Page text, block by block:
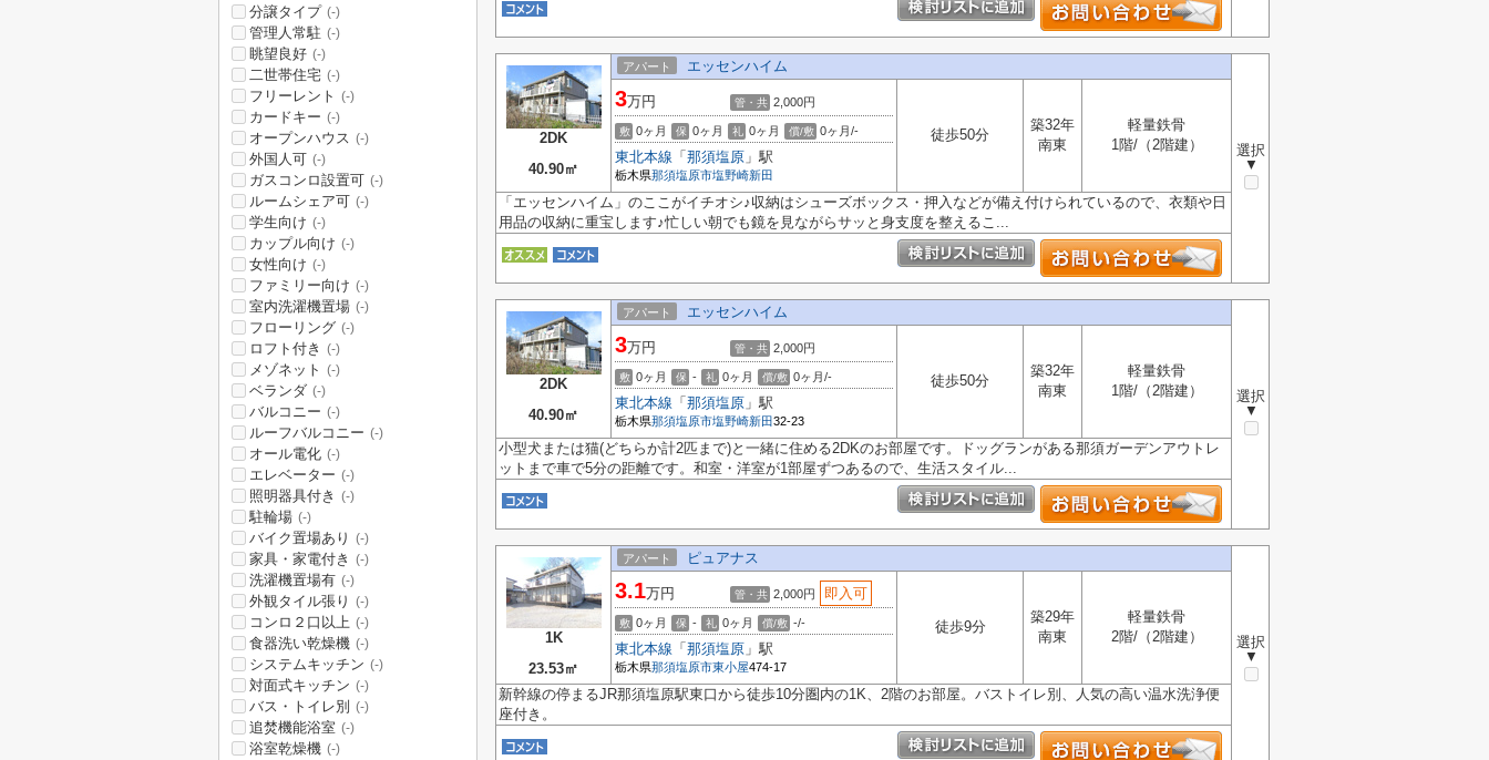
2DK
40.90㎡
アパート エッセンハイム
選択
▼
3万円 管・共 2,000円
敷 0ヶ月 保 0ヶ月 礼 0ヶ月 償/敷 0ヶ月/-
東北本線 「 那須塩原 」駅
栃木県那須塩原市塩野崎新田
徒歩50分
築32年
南東
軽量鉄骨
1階/（2階建）
「エッセンハイム」のここがイチオシ♪収納はシューズボックス・押入などが備え付けられているので、衣類や日
用品の収納に重宝します♪忙しい朝でも鏡を見ながらサッと身支度を整えるこ...
2DK
40.90㎡
アパート エッセンハイム
選択
▼
3万円 管・共 2,000円
敷 0ヶ月 保 - 礼 0ヶ月 償/敷 0ヶ月/-
東北本線 「 那須塩原 」駅
栃木県那須塩原市塩野崎新田32-23
徒歩50分
築32年
南東
軽量鉄骨
1階/（2階建）
小型犬または猫(どちらか計2匹まで)と一緒に住める2DKのお部屋です。ドッグランがある那須ガーデンアウトレ
ットまで車で5分の距離です。和室・洋室が1部屋ずつあるので、生活スタイル...
1K
23.53㎡
アパート ピュアナス
選択
▼
3.1万円 管・共 2,000円 即入可
敷 0ヶ月 保 - 礼 0ヶ月 償/敷 -/-
東北本線 「 那須塩原 」駅
栃木県那須塩原市東小屋474-17
徒歩9分
築29年
南東
軽量鉄骨
2階/（2階建）
新幹線の停まるJR那須塩原駅東口から徒歩10分圏内の1K、2階のお部屋。バストイレ別、人気の高い温水洗浄便
座付き。
分譲タイプ (-)
管理人常駐 (-)
眺望良好 (-)
二世帯住宅 (-)
フリーレント (-)
カードキー (-)
オープンハウス (-)
外国人可 (-)
ガスコンロ設置可 (-)
ルームシェア可 (-)
学生向け (-)
カップル向け (-)
女性向け (-)
ファミリー向け (-)
室内洗濯機置場 (-)
フローリング (-)
ロフト付き (-)
メゾネット (-)
ベランダ (-)
バルコニー (-)
ルーフバルコニー (-)
オール電化 (-)
エレベーター (-)
照明器具付き (-)
駐輪場 (-)
バイク置場あり (-)
家具・家電付き (-)
洗濯機置場有 (-)
外観タイル張り (-)
コンロ２口以上 (-)
食器洗い乾燥機 (-)
システムキッチン (-)
対面式キッチン (-)
バス・トイレ別 (-)
追焚機能浴室 (-)
浴室乾燥機 (-)